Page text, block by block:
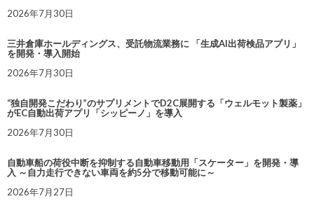
2026年7月30日
三井倉庫ホールディングス、受託物流業務に 「生成AI出荷検品アプリ」
を開発・導入開始
2026年7月30日
“独自開発こだわり”のサプリメントでD2C展開する「ウェルモット製薬」
がEC自動出荷アプリ「シッピーノ」を導入
2026年7月30日
自動車船の荷役中断を抑制する自動車移動用「スケーター」を開発・導
入 ～自力走行できない車両を約5分で移動可能に～
2026年7月27日